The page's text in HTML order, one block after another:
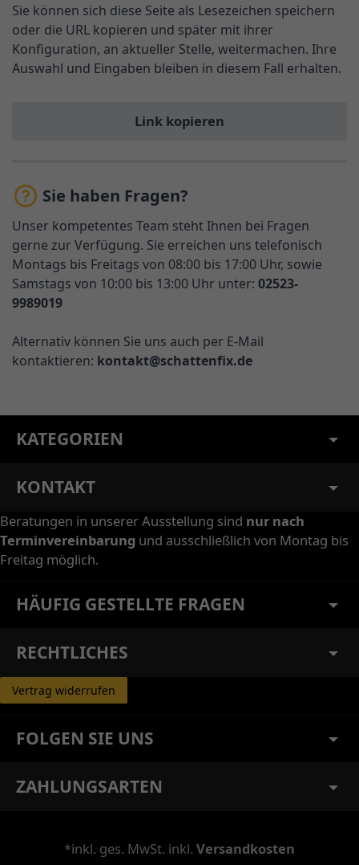
Sie können sich diese Seite als Lesezeichen speichern
oder die URL kopieren und später mit ihrer
Konfiguration, an aktueller Stelle, weitermachen. Ihre
Auswahl und Eingaben bleiben in diesem Fall erhalten.
Link kopieren
Sie haben Fragen?
Unser kompetentes Team steht Ihnen bei Fragen
gerne zur Verfügung. Sie erreichen uns telefonisch
Montags bis Freitags von 08:00 bis 17:00 Uhr, sowie
Samstags von 10:00 bis 13:00 Uhr unter: 02523-
9989019
Alternativ können Sie uns auch per E-Mail
kontaktieren: kontakt@schattenfix.de
KATEGORIEN
KONTAKT
Beratungen in unserer Ausstellung sind nur nach
Terminvereinbarung und ausschließlich von Montag bis
Freitag möglich.
HÄUFIG GESTELLTE FRAGEN
RECHTLICHES
Vertrag widerrufen
FOLGEN SIE UNS
ZAHLUNGSARTEN
*inkl. ges. MwSt. inkl. Versandkosten